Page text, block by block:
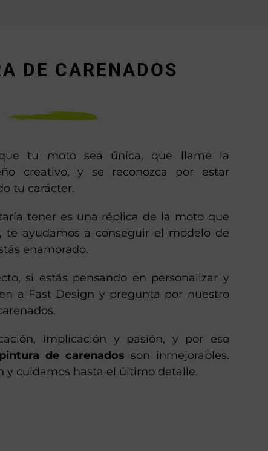
DE CARENADOS
tu moto sea única, que llame la
creativo, y se reconozca por estar
tu carácter.
tener es una réplica de la moto que
te ayudamos a conseguir el modelo de
enamorado.
si estás pensando en personalizar y
a Fast Design y pregunta por nuestro
implicación y pasión, y por eso
pintura de carenados son inmejorables.
y cuidamos hasta el último detalle.